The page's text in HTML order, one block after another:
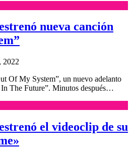
nueva canción
2022
Of My System”, un nuevo adelanto
The Future”. Minutos después…
el videoclip de su